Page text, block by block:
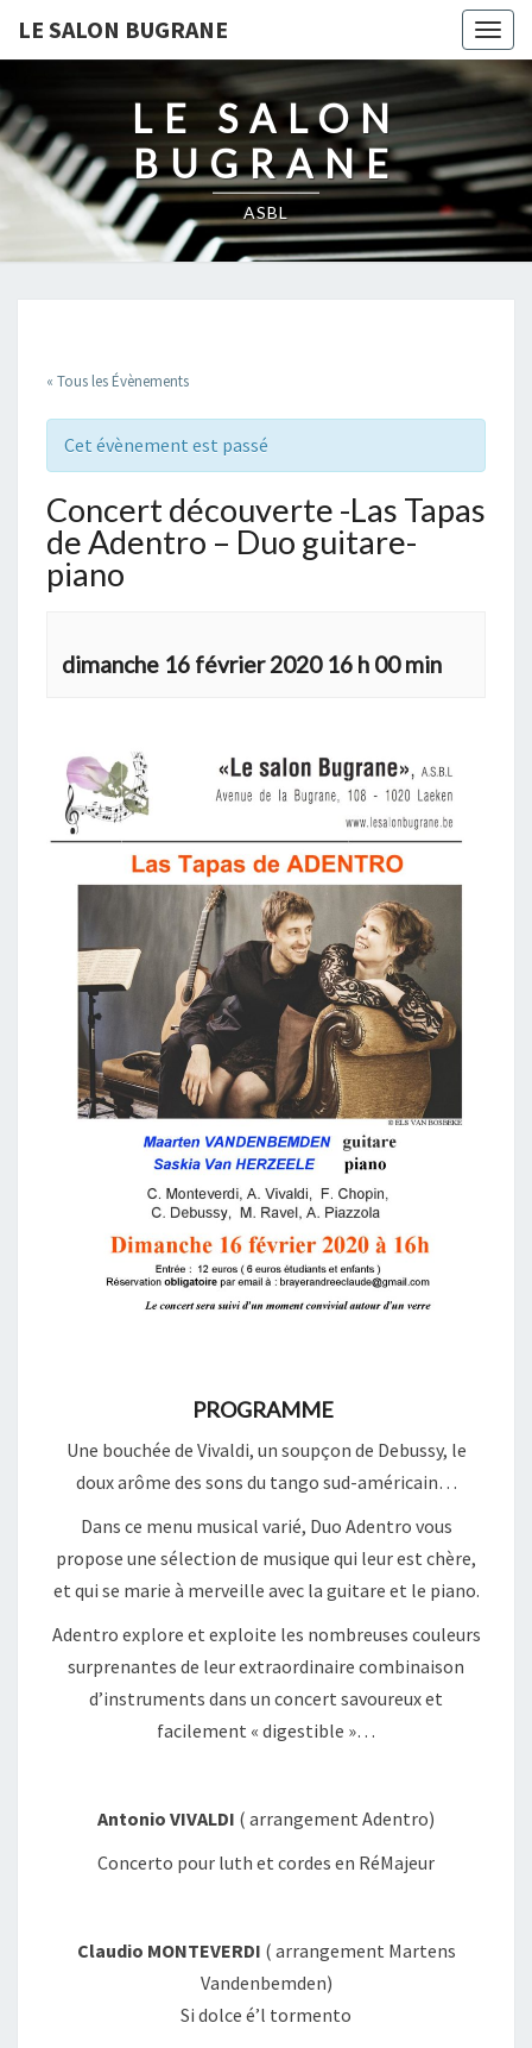
LE SALON BUGRANE
LE SALON
BUGRANE
ASBL
« Tous les Évènements
Cet évènement est passé
Concert découverte -Las Tapas
de Adentro – Duo guitare-
piano
dimanche 16 février 2020 16 h 00 min
PROGRAMME
Une bouchée de Vivaldi, un soupçon de Debussy, le
doux arôme des sons du tango sud-américain…
Dans ce menu musical varié, Duo Adentro vous
propose une sélection de musique qui leur est chère,
et qui se marie à merveille avec la guitare et le piano.
Adentro explore et exploite les nombreuses couleurs
surprenantes de leur extraordinaire combinaison
d’instruments dans un concert savoureux et
facilement « digestible »…
Antonio VIVALDI ( arrangement Adentro)
Concerto pour luth et cordes en RéMajeur
Claudio MONTEVERDI ( arrangement Martens
Vandenbemden)
Si dolce é’l tormento